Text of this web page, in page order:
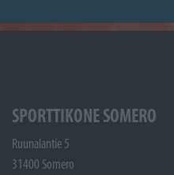
SPORTTIKONE SOMERO
Ruunalantie 5
31400 Somero